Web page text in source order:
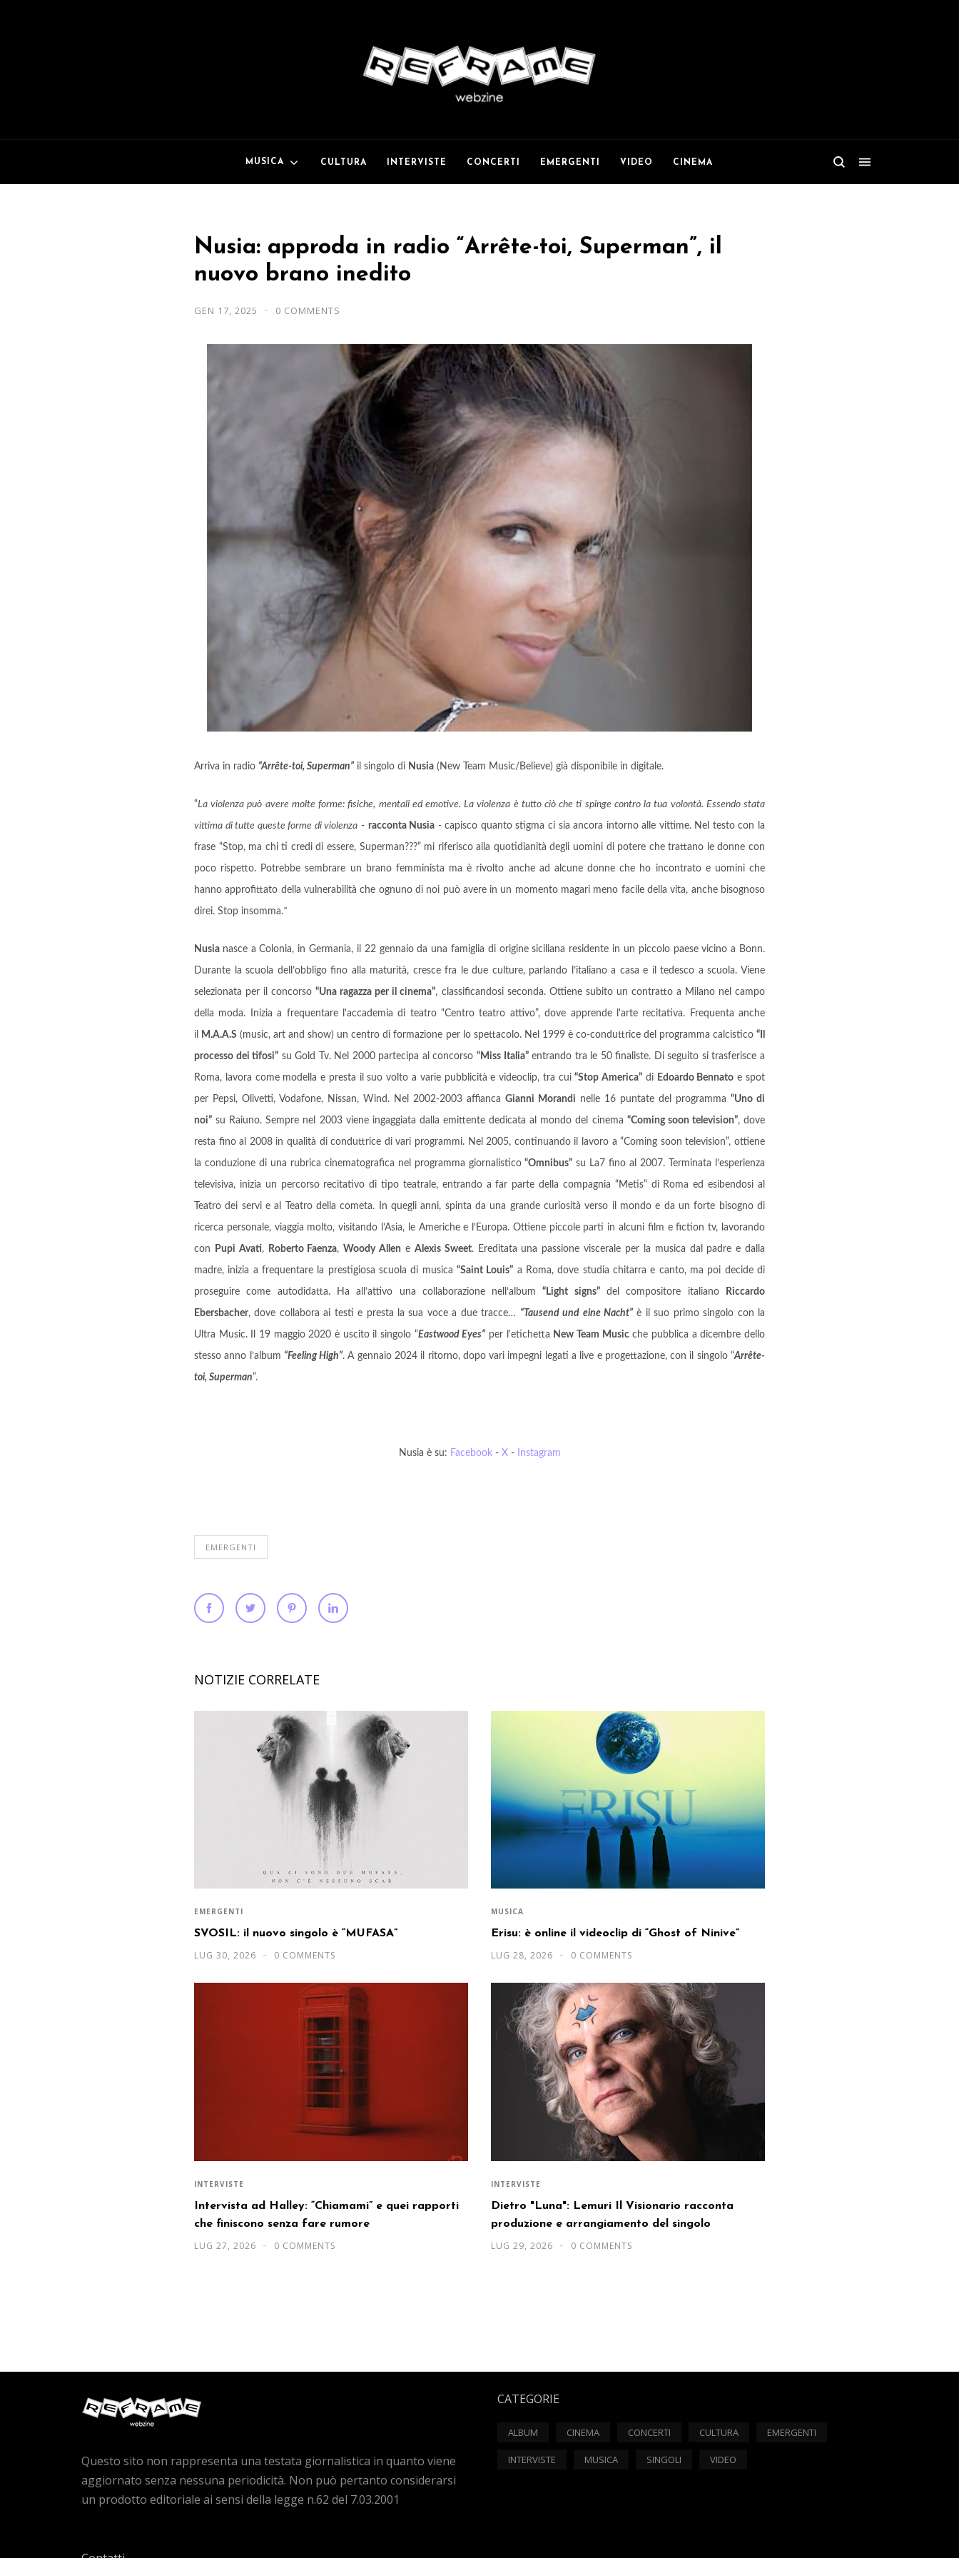
MUSICA CULTURA INTERVISTE CONCERTI EMERGENTI VIDEO CINEMA
Nusia: approda in radio “Arrête-toi, Superman”, il
nuovo brano inedito
GEN 17, 2025 0 COMMENTS
Arriva in radio “Arrête-toi, Superman” il singolo di Nusia (New Team Music/Believe) già disponibile in digitale.
“La violenza può avere molte forme: fisiche, mentali ed emotive. La violenza è tutto ciò che ti spinge contro la tua volontà. Essendo stata
vittima di tutte queste forme di violenza - racconta Nusia - capisco quanto stigma ci sia ancora intorno alle vittime. Nel testo con la
frase “Stop, ma chi ti credi di essere, Superman???” mi riferisco alla quotidianità degli uomini di potere che trattano le donne con
poco rispetto. Potrebbe sembrare un brano femminista ma è rivolto anche ad alcune donne che ho incontrato e uomini che
hanno approfittato della vulnerabilità che ognuno di noi può avere in un momento magari meno facile della vita, anche bisognoso
direi. Stop insomma.”
Nusia nasce a Colonia, in Germania, il 22 gennaio da una famiglia di origine siciliana residente in un piccolo paese vicino a Bonn.
Durante la scuola dell’obbligo fino alla maturità, cresce fra le due culture, parlando l’italiano a casa e il tedesco a scuola. Viene
selezionata per il concorso“Una ragazza per il cinema”, classificandosi seconda. Ottiene subito un contratto a Milano nel campo
della moda. Inizia a frequentare l'accademia di teatro “Centro teatro attivo”, dove apprende l'arte recitativa. Frequenta anche
il M.A.A.S (music, art and show) un centro di formazione per lo spettacolo. Nel 1999 è co-conduttrice del programma calcistico“Il
processo dei tifosi” su Gold Tv. Nel 2000 partecipa al concorso“Miss Italia”entrando tra le 50 finaliste. Di seguito si trasferisce a
Roma, lavora come modella e presta il suo volto a varie pubblicità e videoclip, tra cui“Stop America” di Edoardo Bennato e spot
per Pepsi, Olivetti, Vodafone, Nissan, Wind. Nel 2002-2003 affianca Gianni Morandi nelle 16 puntate del programma “Uno di
noi” su Raiuno. Sempre nel 2003 viene ingaggiata dalla emittente dedicata al mondo del cinema “Coming soon television”, dove
resta fino al 2008 in qualità di conduttrice di vari programmi. Nel 2005, continuando il lavoro a “Coming soon television”, ottiene
la conduzione di una rubrica cinematografica nel programma giornalistico“Omnibus” su La7 fino al 2007. Terminata l’esperienza
televisiva, inizia un percorso recitativo di tipo teatrale, entrando a far parte della compagnia “Metis” di Roma ed esibendosi al
Teatro dei servi e al Teatro della cometa. In quegli anni, spinta da una grande curiosità verso il mondo e da un forte bisogno di
ricerca personale, viaggia molto, visitando l’Asia, le Americhe e l’Europa. Ottiene piccole parti in alcuni film e fiction tv, lavorando
con Pupi Avati, Roberto Faenza,Woody Allen e Alexis Sweet. Ereditata una passione viscerale per la musica dal padre e dalla
madre, inizia a frequentare la prestigiosa scuola di musica “Saint Louis” a Roma, dove studia chitarra e canto, ma poi decide di
proseguire come autodidatta. Ha all’attivo una collaborazione nell’album“Light signs”del compositore italiano Riccardo
Ebersbacher, dove collabora ai testi e presta la sua voce a due tracce… “Tausend und eine Nacht”è il suo primo singolo con la
Ultra Music. Il 19 maggio 2020 è uscito il singolo “Eastwood Eyes” per l'etichetta New Team Musicche pubblica a dicembre dello
stesso anno l’album “Feeling High”. A gennaio 2024 il ritorno, dopo vari impegni legati a live e progettazione, con il singolo “Arrête-
toi, Superman”.
Nusia è su: Facebook- X - Instagram
EMERGENTI
NOTIZIE CORRELATE
EMERGENTI
SVOSIL: il nuovo singolo è “MUFASA”
LUG 30, 2026 0 COMMENTS
MUSICA
Erisu: è online il videoclip di “Ghost of Ninive”
LUG 28, 2026 0 COMMENTS
INTERVISTE
Intervista ad Halley: “Chiamami” e quei rapporti
che finiscono senza fare rumore
LUG 27, 2026 0 COMMENTS
INTERVISTE
Dietro "Luna": Lemuri Il Visionario racconta
produzione e arrangiamento del singolo
LUG 29, 2026 0 COMMENTS
Questo sito non rappresenta una testata giornalistica in quanto viene
aggiornato senza nessuna periodicità. Non può pertanto considerarsi
un prodotto editoriale ai sensi della legge n.62 del 7.03.2001
CATEGORIE
ALBUM CINEMA CONCERTI CULTURA EMERGENTI
INTERVISTE MUSICA SINGOLI VIDEO